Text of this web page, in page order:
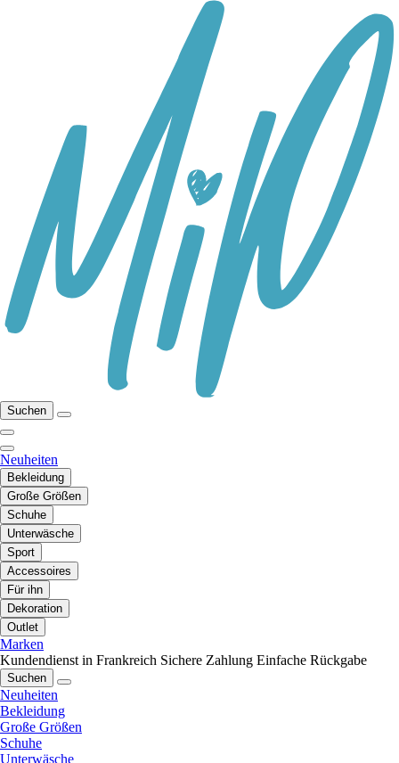
Suchen
Neuheiten
Bekleidung
Große Größen
Schuhe
Unterwäsche
Sport
Accessoires
Für ihn
Dekoration
Outlet
Marken
Kundendienst in Frankreich Sichere Zahlung Einfache Rückgabe
Suchen
Neuheiten
Bekleidung
Große Größen
Schuhe
Unterwäsche